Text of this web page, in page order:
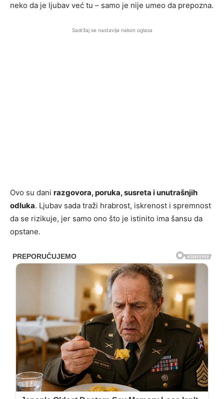
neko da je ljubav već tu – samo je nije umeo da prepozna.
Sadržaj se nastavlja nakon oglasa
Ovo su dani razgovora, poruka, susreta i unutrašnjih
odluka. Ljubav sada traži hrabrost, iskrenost i spremnost
da se rizikuje, jer samo ono što je istinito ima šansu da
opstane.